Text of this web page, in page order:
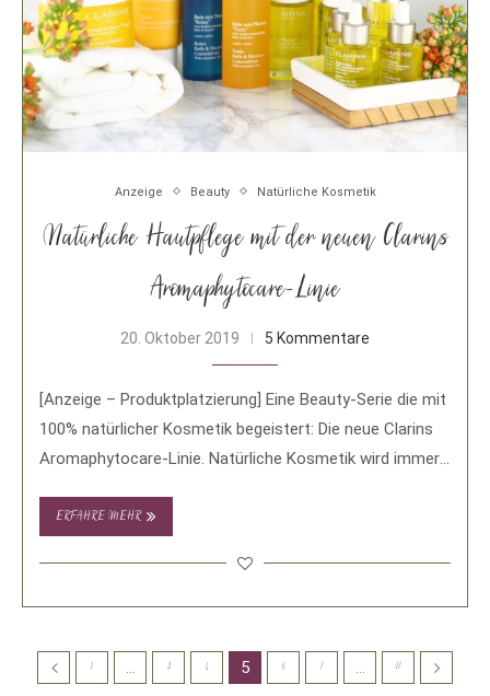
Anzeige Beauty Natürliche Kosmetik
Natürliche Hautpflege mit der neuen Clarins
Aromaphytocare-Linie
20. Oktober 2019 5 Kommentare
[Anzeige – Produktplatzierung] Eine Beauty-Serie die mit
100% natürlicher Kosmetik begeistert: Die neue Clarins
Aromaphytocare-Linie. Natürliche Kosmetik wird immer
ERFAHRE MEHR
1 3 4 5 6 7 17